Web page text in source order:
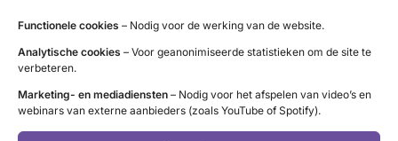
Functionele cookies – Nodig voor de werking van de website.
Analytische cookies – Voor geanonimiseerde statistieken om de site te
verbeteren.
Marketing- en mediadiensten – Nodig voor het afspelen van video’s en
webinars van externe aanbieders (zoals YouTube of Spotify).
info@schildklier.nl
Postbus 60, 3940 AB Doorn
Voor een luisterend oor, informatie en
vragen. Ga naar deopeningstijden.